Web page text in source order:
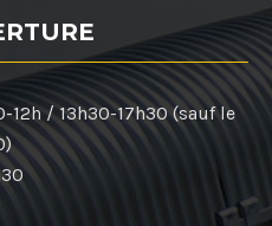
12h / 13h30-17h30 (sauf le